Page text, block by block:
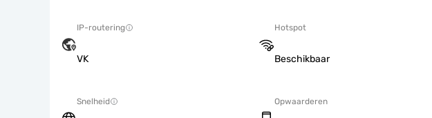
IP-routering
VK
Hotspot
Beschikbaar
Snelheid Opwaarderen